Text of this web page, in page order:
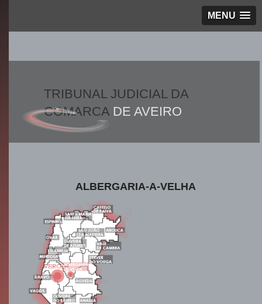
MENU
TRIBUNAL JUDICIAL DA
COMARCADE AVEIRO
ALBERGARIA-A-VELHA